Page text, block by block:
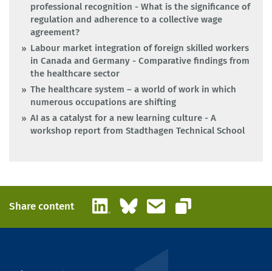
professional recognition - What is the significance of
regulation and adherence to a collective wage
agreement?
Labour market integration of foreign skilled workers
in Canada and Germany - Comparative findings from
the healthcare sector
The healthcare system – a world of work in which
numerous occupations are shifting
AI as a catalyst for a new learning culture - A
workshop report from Stadthagen Technical School
Share content LinkedInBlueskyEmail
Copy link